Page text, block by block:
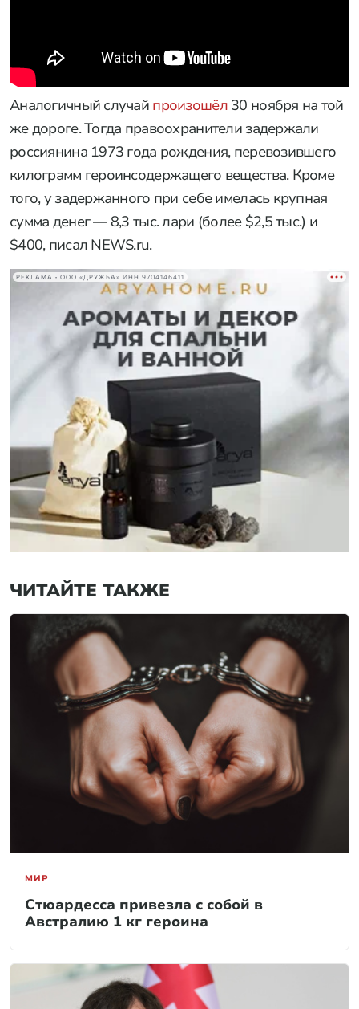
Аналогичный случай произошёл30 ноября на той
же дороге. Тогда правоохранители задержали
россиянина 1973 года рождения, перевозившего
килограмм героинсодержащего вещества. Кроме
того, у задержанного при себе имелась крупная
сумма денег — 8,3 тыс. лари (более $2,5 тыс.) и
$400, писал NEWS.ru.
РЕКЛАМА • ООО «ДРУЖБА» ИНН 9704146411
ЧИТАЙТЕ ТАКЖЕ
МИР
Стюардесса привезла с собой в
Австралию 1 кг героина